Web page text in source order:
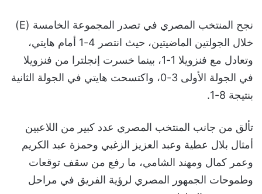
نجح المنتخب المصري في تصدر المجموعة الخامسة (E)
خلال الجولتين الماضيتين، حيث انتصر 4-1 أمام هايتي،
وتعادل مع فنزويلا 1-1، بينما خسرت إنجلترا من فنزويلا
في الجولة الأولى 3-0، واكتسحت هايتي في الجولة الثانية
بنتيجة 8-1.
تألق من جانب المنتخب المصري عدد كبير من اللاعبين
أمثال بلال عطية وعبد العزيز الزغبي وحمزة عبد الكريم
وعمر كمال ومهند الشامي، ما رفع من سقف توقعات
وطموحات الجمهور المصري لرؤية الفريق في مراحل